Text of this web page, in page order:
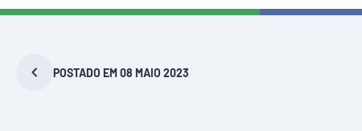
POSTADO EM 08 MAIO 2023